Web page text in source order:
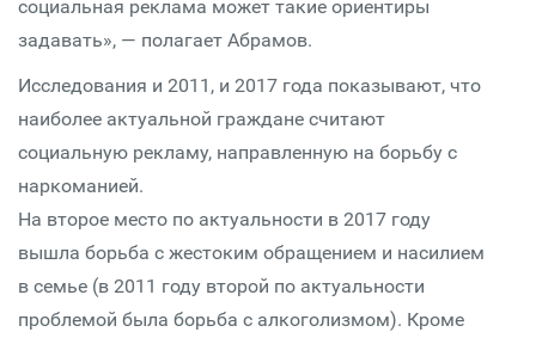
социальная реклама может такие ориентиры
задавать», — полагает Абрамов.
Исследования и 2011, и 2017 года показывают, что
наиболее актуальной граждане считают
социальную рекламу, направленную на борьбу с
наркоманией.
На второе место по актуальности в 2017 году
вышла борьба с жестоким обращением и насилием
в семье (в 2011 году второй по актуальности
проблемой была борьба с алкоголизмом). Кроме